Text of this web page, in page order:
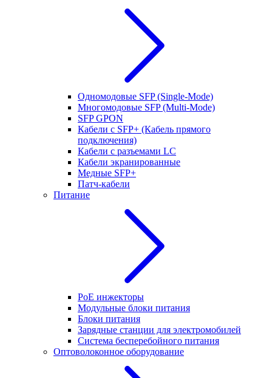
Одномодовые SFP (Single-Mode)
Многомодовые SFP (Multi-Mode)
SFP GPON
Кабели с SFP+ (Кабель прямого
подключения)
Кабели с разъемами LC
Кабели экранированные
Медные SFP+
Патч-кабели
Питание
PoE инжекторы
Модульные блоки питания
Блоки питания
Зарядные станции для электромобилей
Система бесперебойного питания
Оптоволоконное оборудование